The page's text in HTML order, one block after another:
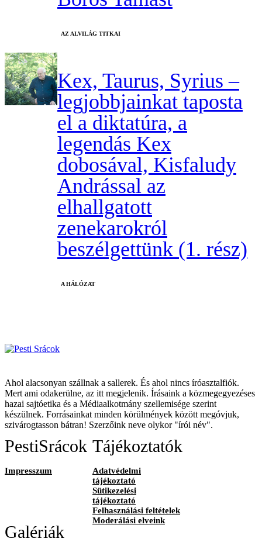
AZ ALVILÁG TITKAI
Kex, Taurus, Syrius –
legjobbjainkat taposta
el a diktatúra, a
legendás Kex
dobosával, Kisfaludy
Andrással az
elhallgatott
zenekarokról
beszélgettünk (1. rész)
A HÁLÓZAT
Ahol alacsonyan szállnak a sallerek. És ahol nincs íróasztalfiók.
Mert ami odakerülne, az itt megjelenik. Írásaink a közmegegyezéses
hazai sajtóetika és a Médiaalkotmány szellemisége szerint
készülnek. Forrásainkat minden körülmények között megóvjuk,
szivárogtasson bátran! Szerzőink neve olykor "írói név".
PestiSrácok
Impresszum
Tájékoztatók
Adatvédelmi
tájékoztató
Sütikezelési
tájékoztató
Felhasználási feltételek
Moderálási elveink
Galériák